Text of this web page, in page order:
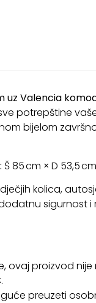
uz Valencia
potrepštine
bijelom
Š 85 cm × D 53,5
dječjih kolica,
sigurnost i
ovaj proizvod
preuzeti